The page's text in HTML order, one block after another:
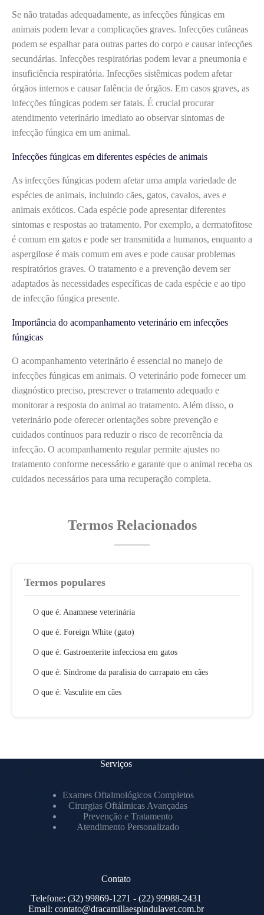
Se não tratadas adequadamente, as infecções fúngicas em
animais podem levar a complicações graves. Infecções cutâneas
podem se espalhar para outras partes do corpo e causar infecções
secundárias. Infecções respiratórias podem levar a pneumonia e
insuficiência respiratória. Infecções sistêmicas podem afetar
órgãos internos e causar falência de órgãos. Em casos graves, as
infecções fúngicas podem ser fatais. É crucial procurar
atendimento veterinário imediato ao observar sintomas de
infecção fúngica em um animal.
Infecções fúngicas em diferentes espécies de animais
As infecções fúngicas podem afetar uma ampla variedade de
espécies de animais, incluindo cães, gatos, cavalos, aves e
animais exóticos. Cada espécie pode apresentar diferentes
sintomas e respostas ao tratamento. Por exemplo, a dermatofitose
é comum em gatos e pode ser transmitida a humanos, enquanto a
aspergilose é mais comum em aves e pode causar problemas
respiratórios graves. O tratamento e a prevenção devem ser
adaptados às necessidades específicas de cada espécie e ao tipo
de infecção fúngica presente.
Importância do acompanhamento veterinário em infecções
fúngicas
O acompanhamento veterinário é essencial no manejo de
infecções fúngicas em animais. O veterinário pode fornecer um
diagnóstico preciso, prescrever o tratamento adequado e
monitorar a resposta do animal ao tratamento. Além disso, o
veterinário pode oferecer orientações sobre prevenção e
cuidados contínuos para reduzir o risco de recorrência da
infecção. O acompanhamento regular permite ajustes no
tratamento conforme necessário e garante que o animal receba os
cuidados necessários para uma recuperação completa.
Termos Relacionados
Termos populares
O que é: Anamnese veterinária
O que é: Foreign White (gato)
O que é: Gastroenterite infecciosa em gatos
O que é: Síndrome da paralisia do carrapato em cães
O que é: Vasculite em cães
Serviços
Exames Oftalmológicos Completos
Cirurgias Oftálmicas Avançadas
Prevenção e Tratamento
Atendimento Personalizado
Contato
Telefone: (32) 99869-1271 - (22) 99988-2431
Email:contato@dracamillaespindulavet.com.br